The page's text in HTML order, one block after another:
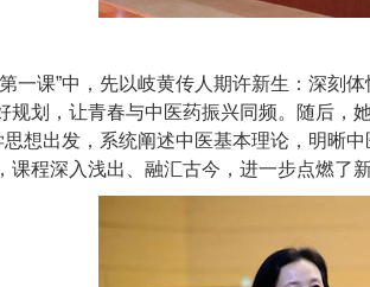
一课”中，先以岐黄传人期许新生：深刻
规划，让青春与中医药振兴同频。随后
想出发，系统阐述中医基本理论，明晰
程深入浅出、融汇古今，进一步点燃了